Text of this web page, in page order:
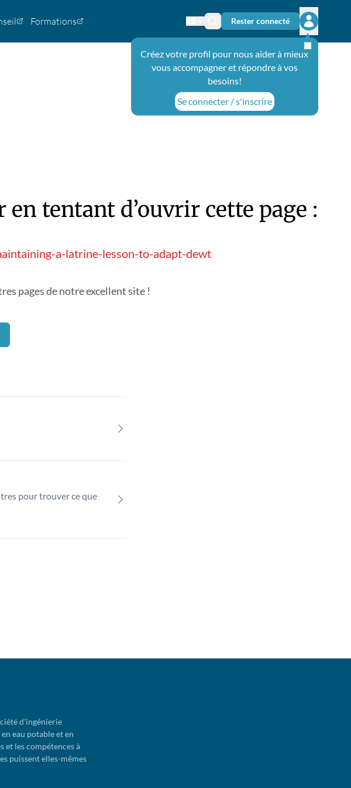
Formations Changer de langue
Icône de recherche
Rester connecté
Ouvrir le
Créez votre profil pour nous aider à mieux
vous accompagner et répondre à vos
besoins!
Se connecter / s'inscrire
tentant d’ouvrir cette page :
a-latrine-lesson-to-adapt-dewt
pages de notre excellent site !
pour trouver ce que
d'ingénierie
eau potable et en
et les compétences à
puissent elles-mêmes